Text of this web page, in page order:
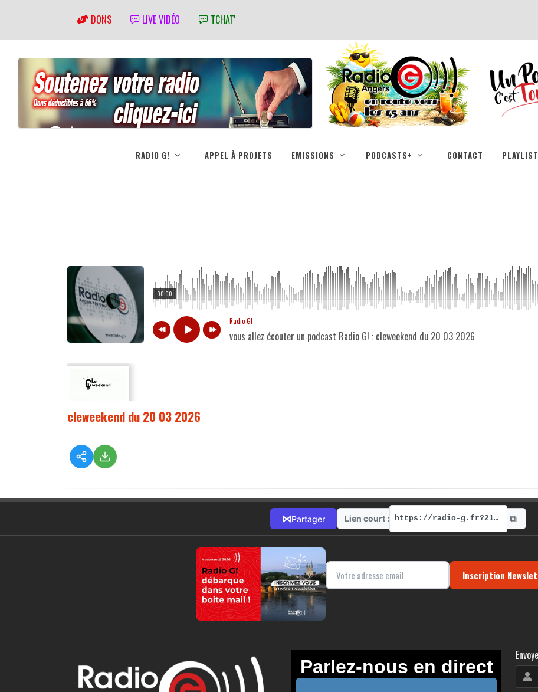
DONS LIVE VIDÉO TCHAT'
RADIO G! APPEL À PROJETS EMISSIONS PODCASTS+ CONTACT PLAYLIST
00:00
Radio G!
vous allez écouter un podcast Radio G! : cleweekend du 20 03 2026
cleweekend du 20 03 2026
⋈Partager Lien court : https://radio-g.fr?21408 ⧉
Inscription